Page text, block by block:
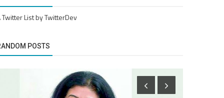
Twitter List by TwitterDev
POSTS